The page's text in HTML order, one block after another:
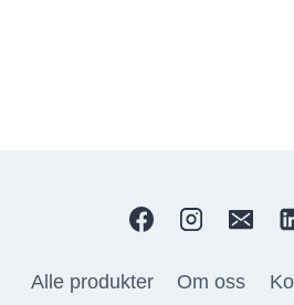
Alle produkter Om oss